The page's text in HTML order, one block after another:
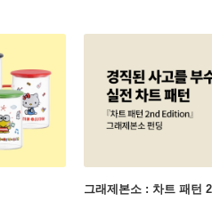
그래제본소 : 차트 패턴